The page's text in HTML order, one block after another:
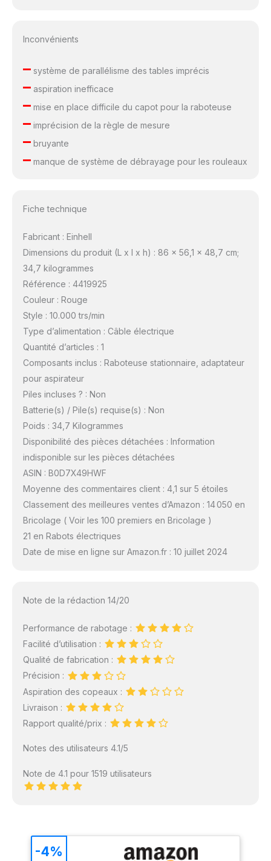
Inconvénients
–système de parallélisme des tables imprécis
–aspiration inefficace
–mise en place difficile du capot pour la raboteuse
–imprécision de la règle de mesure
–bruyante
–manque de système de débrayage pour les rouleaux
Fiche technique
Fabricant : Einhell
Dimensions du produit (L x l x h) : 86 x 56,1 x 48,7 cm;
34,7 kilogrammes
Référence : 4419925
Couleur : Rouge
Style : 10.000 trs/min
Type d’alimentation : Câble électrique
Quantité d’articles : 1
Composants inclus : Raboteuse stationnaire, adaptateur
pour aspirateur
Piles incluses ? : Non
Batterie(s) / Pile(s) requise(s) : Non
Poids : 34,7 Kilogrammes
Disponibilité des pièces détachées : Information
indisponible sur les pièces détachées
ASIN : B0D7X49HWF
Moyenne des commentaires client : 4,1 sur 5 étoiles
Classement des meilleures ventes d’Amazon : 14 050 en
Bricolage ( Voir les 100 premiers en Bricolage )
21 en Rabots électriques
Date de mise en ligne sur Amazon.fr : 10 juillet 2024
Note de la rédaction 14/20
Performance de rabotage :
Facilité d’utilisation :
Qualité de fabrication :
Précision :
Aspiration des copeaux :
Livraison :
Rapport qualité/prix :
Notes des utilisateurs 4.1/5
Note de 4.1 pour 1519 utilisateurs
-4%